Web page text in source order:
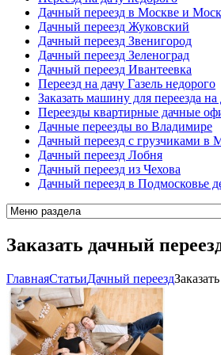
Дачный переезд в Москве и
Дачный переезд Жуковский
Дачный переезд Звенигород
Дачный переезд Зеленоград
Дачный переезд Ивантеевка
Переезд на дачу Газель недорого
Заказать машину для переезда на
Переезды квартирные дачные
Дачные переезды во Владимире
Дачный переезд с грузчиками в
Дачный переезд Лобня
Дачный переезд из Чехова
Дачный переезд в Подмосковье
Заказать дачный
ГлавнаяCтатьиДачный переезд